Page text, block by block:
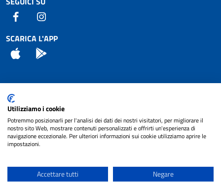
Facebook
SCARICA L'APP
App Store
Attuazione Misure PNRR
Piano di miglioramento del sito
Note legali
cura diNET SMART
Utilizziamo i cookie
Potremmo posizionarli per l'analisi dei dati dei nostri visitatori, per migliorare il
nostro sito Web, mostrare contenuti personalizzati e offrirti un'esperienza di
navigazione eccezionale. Per ulteriori informazioni sui cookie utilizziamo aprire le
impostazioni.
Accettare tutti Negare